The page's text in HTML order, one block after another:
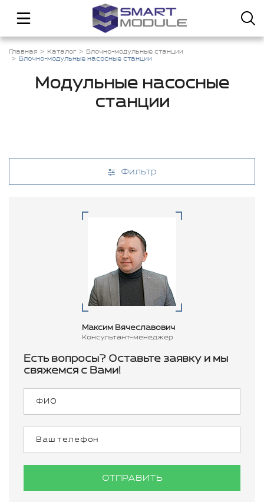
Главная Каталог
Блочно-модульные станции
Блочно-модульные насосные станции
Модульные насосные
станции
Фильтр
Максим Вячеславович
Консультант-менеджер
Есть вопросы? Оставьте заявку и мы
свяжемся с Вами!
ОТПРАВИТЬ